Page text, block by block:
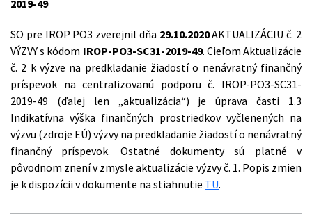
2019-49
SO pre IROP PO3 zverejnil dňa 29.10.2020AKTUALIZÁCIU č. 2
VÝZVY s kódom IROP-PO3-SC31-2019-49. Cieľom Aktualizácie
č. 2 k výzve na predkladanie žiadostí o nenávratný finančný
príspevok na centralizovanú podporu č. IROP-PO3-SC31-
2019-49 (ďalej len „aktualizácia“) je úprava časti 1.3
Indikatívna výška finančných prostriedkov vyčlenených na
výzvu (zdroje EÚ) výzvy na predkladanie žiadostí o nenávratný
finančný príspevok. Ostatné dokumenty sú platné v
pôvodnom znení v zmysle aktualizácie výzvy č. 1. Popis zmien
je k dispozícii v dokumente na stiahnutie TU.